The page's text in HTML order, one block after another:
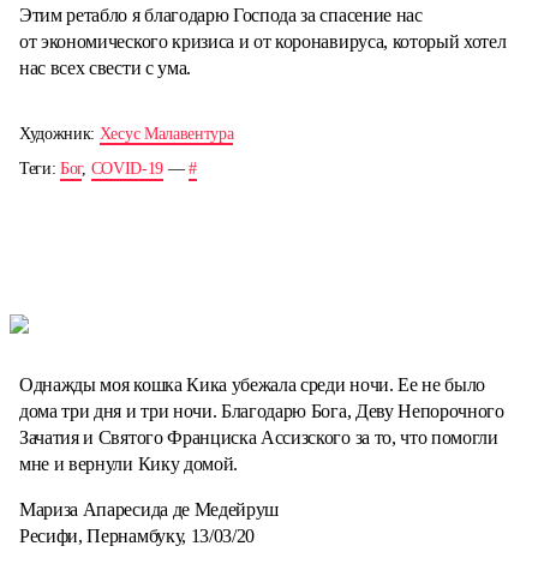
Этим ретабло я благодарю Господа за спасение нас
от экономического кризиса и от коронавируса, который хотел
нас всех свести с ума.
Художник: Хесус Малавентура
Теги:Бог, COVID-19—#
Однажды моя кошка Кика убежала среди ночи. Ее не было
дома три дня и три ночи. Благодарю Бога, Деву Непорочного
Зачатия и Святого Франциска Ассизского за то, что помогли
мне и вернули Кику домой.
Мариза Апаресида де Медейруш
Ресифи, Пернамбуку, 13/03/20